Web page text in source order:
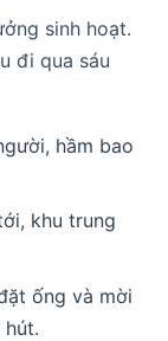
sinh hoạt.
đi qua sáu
hầm bao
khu trung
ống và mời